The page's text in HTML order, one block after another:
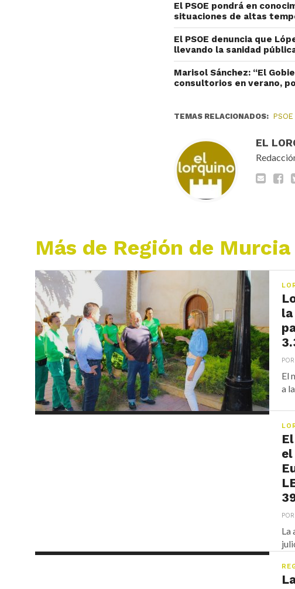
El PSOE pondrá en
situaciones de altas
El PSOE denuncia que
llevando la sanidad
Marisol Sánchez: “El
consultorios en verano,
TEMAS RELACIONADOS: PSOE
EL
Más de Región de Murcia
El
a
La